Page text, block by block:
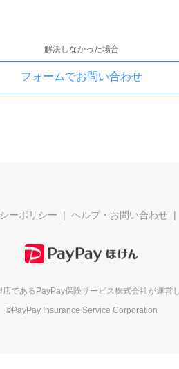
解決しなかった場合
フォームでお問い合わせ
ーポリシー ヘルプ・お問い合わせ
店である PayPay保険サービス株式会社が運営
©PayPay Insurance Service Corporation